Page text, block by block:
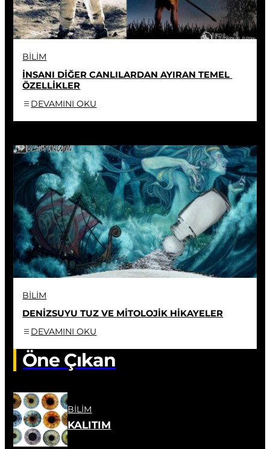
BILIM
İNSANI DİĞER CANLILARDAN AYIRAN TEMEL
ÖZELLİKLER
DEVAMINI OKU
BILIM
DENİZSUYU TUZ VE MİTOLOJİK HİKAYELER
DEVAMINI OKU
Öne Çıkan
BILIM
KALITIM